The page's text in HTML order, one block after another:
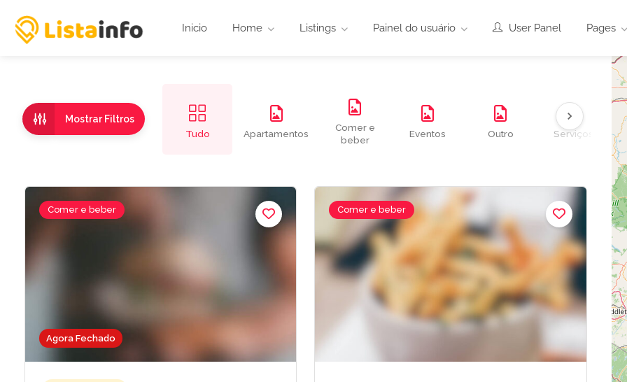
Inicio Home Listings Painel do usuário User Panel Pages
Mostrar Filtros
Tudo
Apartamentos
Comer e
beber
Eventos Outro Serviços
Agora Fechado
Comer e beber Comer e beber